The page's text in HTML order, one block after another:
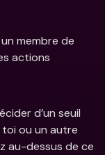
membre de
actions
d’un seuil
ou un autre
au-dessus de ce